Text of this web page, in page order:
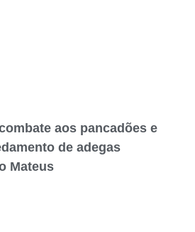
aos pancadões e
de adegas
Mateus